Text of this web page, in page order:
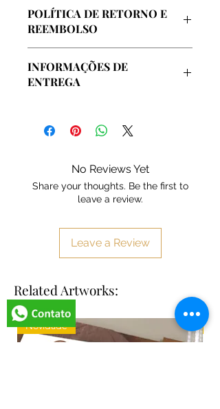
artista, extraida de sua coleção
pessoal e de seu atelier oficial
Rio de Janeiro.
POLÍTICA DE RETORNO E
REEMBOLSO
caso de insatisfação com a compra,
até o prazo de 7 dias.
INFORMAÇÕES DE
ENTREGA
adicionais.
No Reviews Yet
Share your thoughts. Be the first to
leave a review.
Leave a Review
Novidade
Related Artworks: